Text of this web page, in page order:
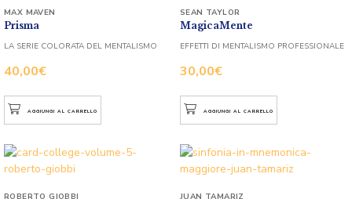
Prisma
40,00€
MAX MAVEN
LA SERIE COLORATA DEL MENTALISMO
AGGIUNGI AL CARRELLO
MagicaMente
30,00€
SEAN TAYLOR
EFFETTI DI MENTALISMO PROFESSIONALE
AGGIUNGI AL CARRELLO
ROBERTO GIOBBI JUAN TAMARIZ